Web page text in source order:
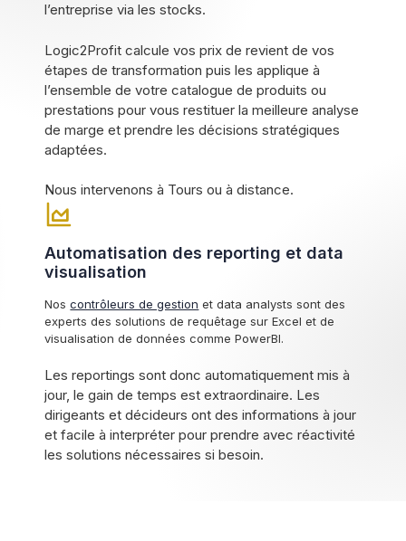
l’entreprise via les stocks.
Logic2Profit calcule vos prix de revient de vos
étapes de transformation puis les applique à
l’ensemble de votre catalogue de produits ou
prestations pour vous restituer la meilleure analyse
de marge et prendre les décisions stratégiques
adaptées.
Nous intervenons à Tours ou à distance.
Automatisation des reporting et data
visualisation
Noscontrôleurs de gestion et data analysts sont des
experts des solutions de requêtage sur Excel et de
visualisation de données comme PowerBI.
Les reportings sont donc automatiquement mis à
jour, le gain de temps est extraordinaire. Les
dirigeants et décideurs ont des informations à jour
et facile à interpréter pour prendre avec réactivité
les solutions nécessaires si besoin.